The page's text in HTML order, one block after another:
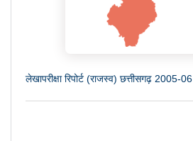
लेखापरीक्षा रिपोर्ट (राजस्व) छत्तीसगढ़ 2005-06